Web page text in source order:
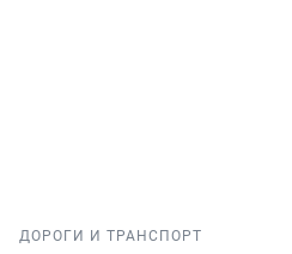
ДОРОГИ И ТРАНСПОРТ